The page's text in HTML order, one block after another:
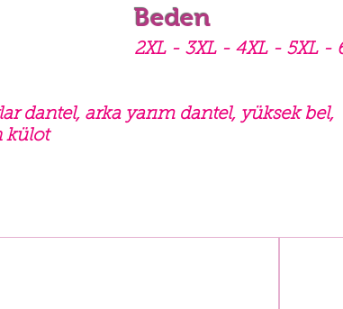
Beden
2XL - 3XL - 4XL - 5XL -
dantel, arka yarım dantel, yüksek bel,
külot